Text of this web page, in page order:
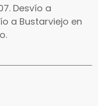
Desvío a
a Bustarviejo en